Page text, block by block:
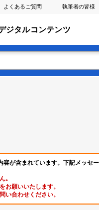
よくあるご質問 執筆者の皆様
ジタルコンテンツ
が含まれています。下記メッセ
｡
お願いいたします。
い合わせください。